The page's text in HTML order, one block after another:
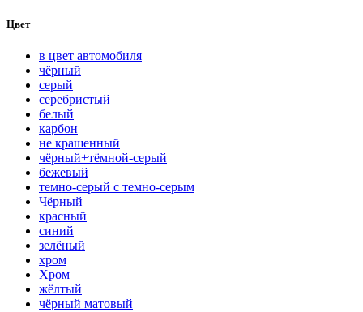
Цвет
в цвет автомобиля
чёрный
серый
серебристый
белый
карбон
нe кpaшeнный
чёрный+тёмной-серый
бежевый
темно-серый с темно-серым
Чёрный
красный
синий
зелёный
хром
Хром
жёлтый
чёрный матовый